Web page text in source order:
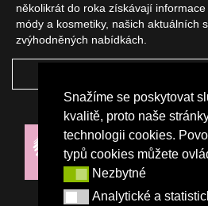
Snažíme se poskytovat
kvalitě, proto naše
technologii cookies.
typů cookies můžete
NezbytnéNezbytné
Analytické a statistické
Analytické a
několikrát do roka získávají
módy a kosmetiky, našich aktuálních
zvýhodněných nabídkách.
NAŠI